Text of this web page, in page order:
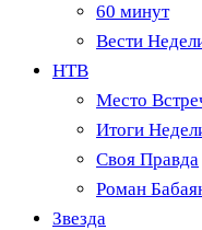
60 минут
Вести
НТВ
Место
Итоги
Своя Правда
Роман
Звезда